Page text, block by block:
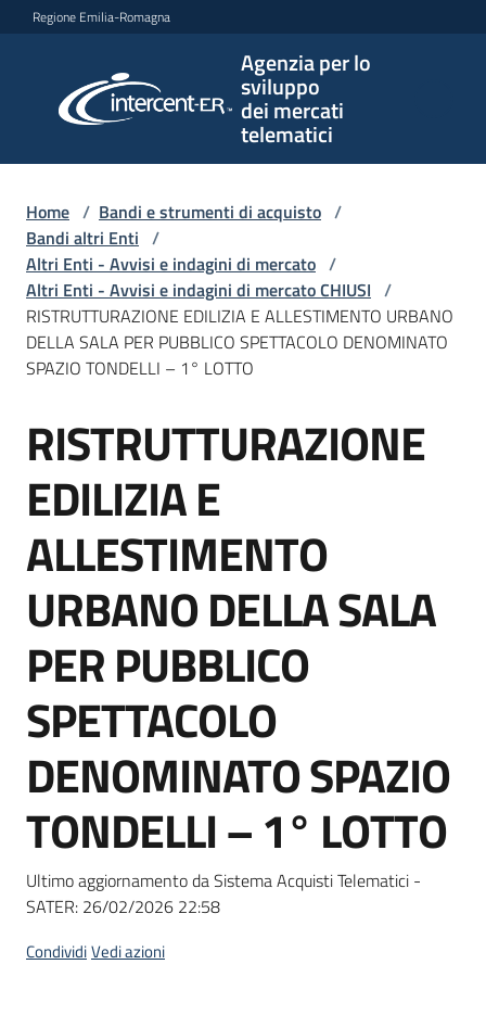
Vai al contenuto
Vai alla navigazione
Vai al footer
Regione Emilia-Romagna
Agenzia per lo
sviluppo
dei mercati
telematici
per lo
sviluppo
telematici
L'Agenzia
e
strumenti
acquisto
Supporto
Piattaforme
telematiche
site
Home / Bandi e strumenti di acquisto /
Bandi altri Enti /
Altri Enti - Avvisi e indagini di mercato /
Altri Enti - Avvisi e indagini di mercato CHIUSI /
RISTRUTTURAZIONE EDILIZIA E ALLESTIMENTO URBANO
DELLA SALA PER PUBBLICO SPETTACOLO DENOMINATO
SPAZIO TONDELLI – 1° LOTTO
Salta al contenuto
RISTRUTTURAZIONE
EDILIZIA E
ALLESTIMENTO
URBANO DELLA SALA
PER PUBBLICO
SPETTACOLO
DENOMINATO SPAZIO
TONDELLI – 1° LOTTO
Ultimo aggiornamento da Sistema Acquisti Telematici -
SATER: 26/02/2026 22:58
CondividiVedi azioni